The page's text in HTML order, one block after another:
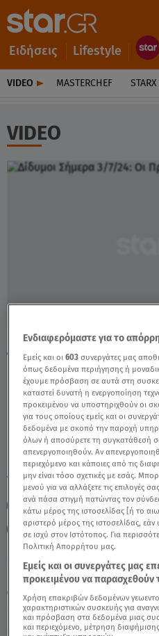
Ειδήσεις Lifestyle
VIDEO MASTERCHEF STARX
VIDEO
Πέμπτη 6 Αυγούστου 2026
03.07.24, 12:56 ΖΩΔΙΑ
Δίδυμοι Σήμερα 3/7/24:
Άσης Μπήλιου - Video
TAGS: ΔΙΔΥΜΟΣ ΖΩΔΙΑ
ΖΩΔΙΑ ΣΗΜΕΡΑ ΑΣΗ ΜΠΗΛΙΟΥ
ΑΣΤΡΟΛΟΓΙΚΕΣ ΠΡΟΒΛΕΨΕΙΣ
Ενδιαφερόμαστε για το
Εμείς και οι603 συνεργάτες μας
όπως δεδομένα περιήγησης ή
έχουμε πρόσβαση σε αυτά στη
καταστεί δυνατή η ενεργοποίηση
προκειμένου να υποστηριχθούν οι
για τους οποίους εμείς και οι
δεδομένα με σκοπό την παροχή
όλων ή αποσύρετε τη συγκατάθεσή
απενεργοποιηθούν. Αν
περιεχόμενο και κάποιες από τις
μην είναι τόσο σχετικές με εσάς.
μενού για να αλλάξετε τις επιλογές
ανά πάσα στιγμή πατώντας τον
κάτω μέρος της ιστοσελίδας [ή το
αριστερό μέρος της ιστοσελίδας,
σε ισχύ στον Ιστότοπος. Για
Πολιτική Απορρήτου μας.
Εμείς και οι συνεργάτες μας
προκειμένου να παρασχεθούν
Χρήση επακριβών δεδομένων
χαρακτηριστικών συσκευής για
και πρόσβαση στα δεδομένα μιας
και περιεχόμενο, μέτρηση